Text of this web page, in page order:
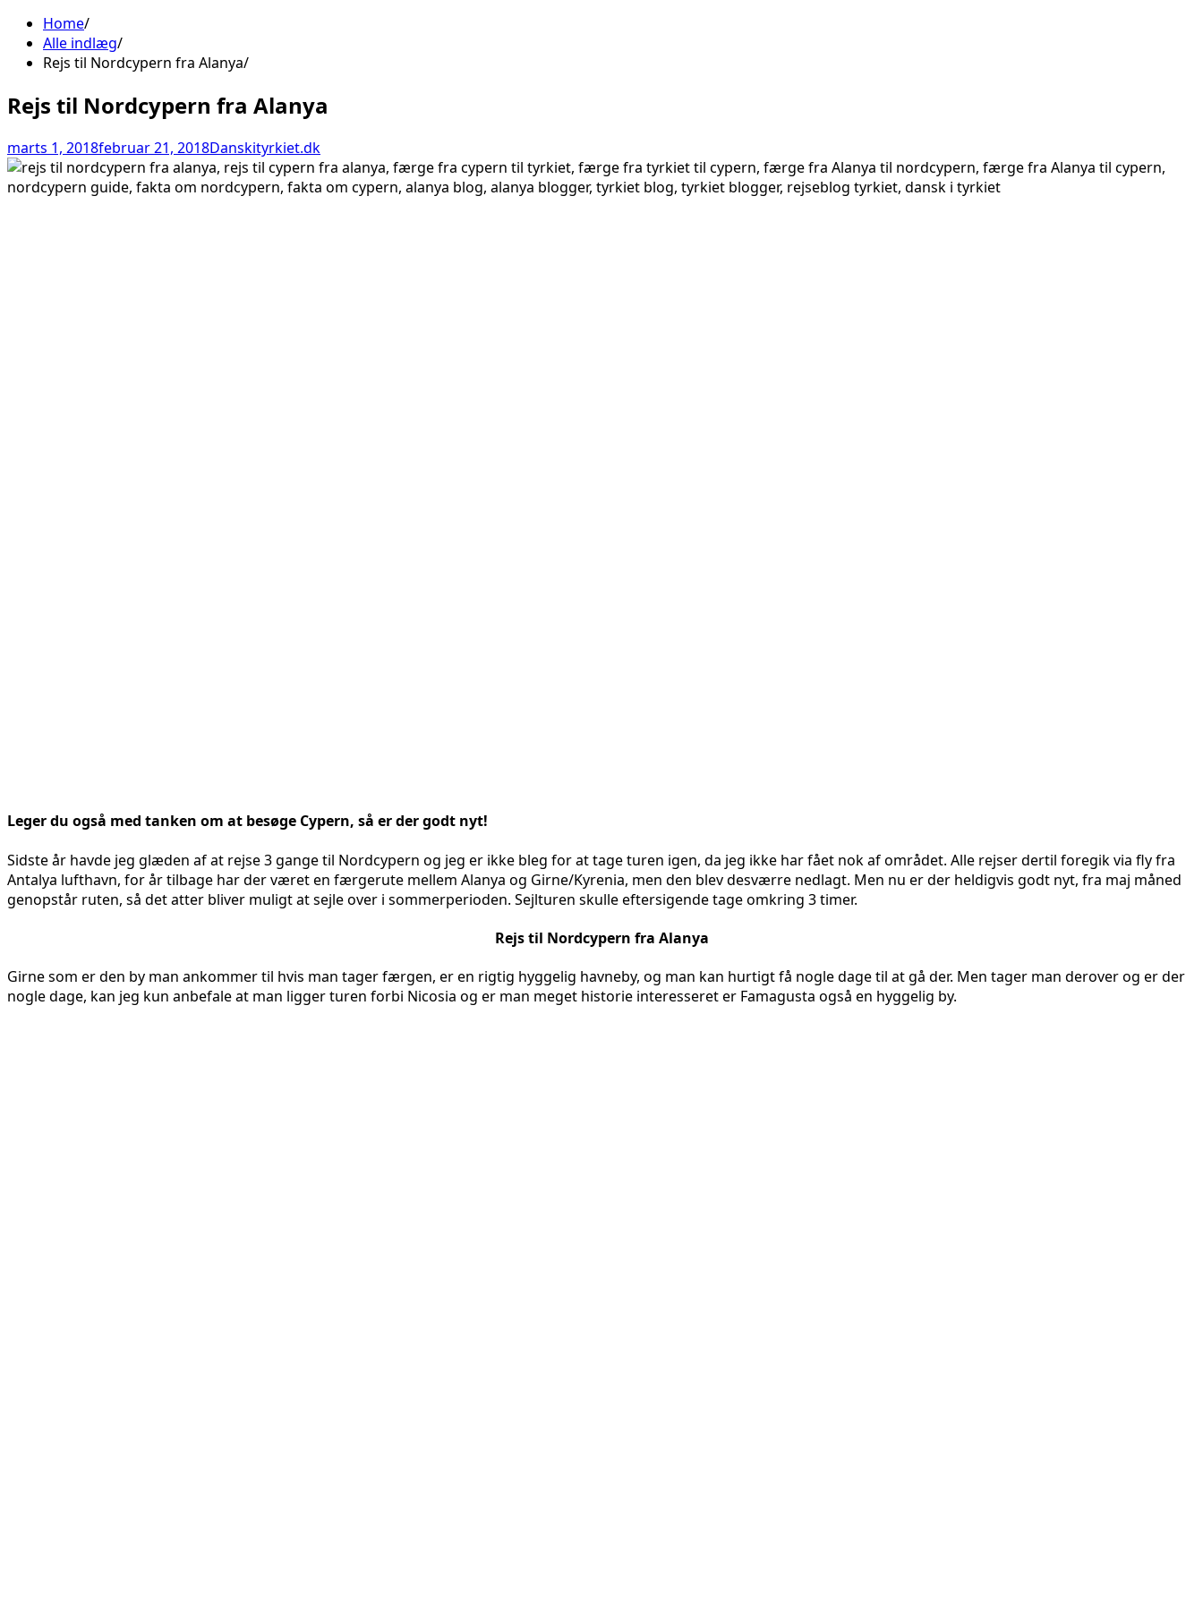
Home
Alle indlæg
Rejs til Nordcypern fra Alanya
Rejs til Nordcypern fra Alanya
marts 1, 2018februar 21, 2018Danskityrkiet.dk
Leger du også med tanken om at besøge Cypern, så er der godt nyt!
Sidste år havde jeg glæden af at rejse 3 gange til Nordcypern og jeg er ikke bleg for at tage turen igen, da jeg ikke har fået nok af området. Alle rejser dertil foregik via fly fra
Antalya lufthavn, for år tilbage har der været en færgerute mellem Alanya og Girne/Kyrenia, men den blev desværre nedlagt. Men nu er der heldigvis godt nyt, fra maj måned
genopstår ruten, så det atter bliver muligt at sejle over i sommerperioden. Sejlturen skulle eftersigende tage omkring 3 timer.
Rejs til Nordcypern fra Alanya
Girne som er den by man ankommer til hvis man tager færgen, er en rigtig hyggelig havneby, og man kan hurtigt få nogle dage til at gå der. Men tager man derover og er der
nogle dage, kan jeg kun anbefale at man ligger turen forbi Nicosia og er man meget historie interesseret er Famagusta også en hyggelig by.